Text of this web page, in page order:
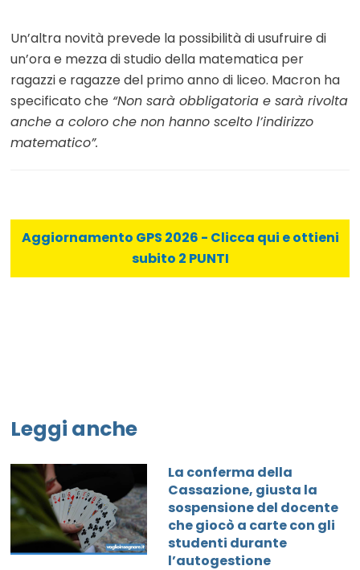
Un’altra novità prevede la possibilità di usufruire di
un’ora e mezza di studio della matematica per
ragazzi e ragazze del primo anno di liceo. Macron ha
specificato che “Non sarà obbligatoria e sarà rivolta
anche a coloro che non hanno scelto l’indirizzo
matematico”.
Aggiornamento GPS 2026 - Clicca qui e ottieni
subito 2 PUNTI
Leggi anche
La conferma della
Cassazione, giusta la
sospensione del docente
che giocò a carte con gli
studenti durante
l’autogestione